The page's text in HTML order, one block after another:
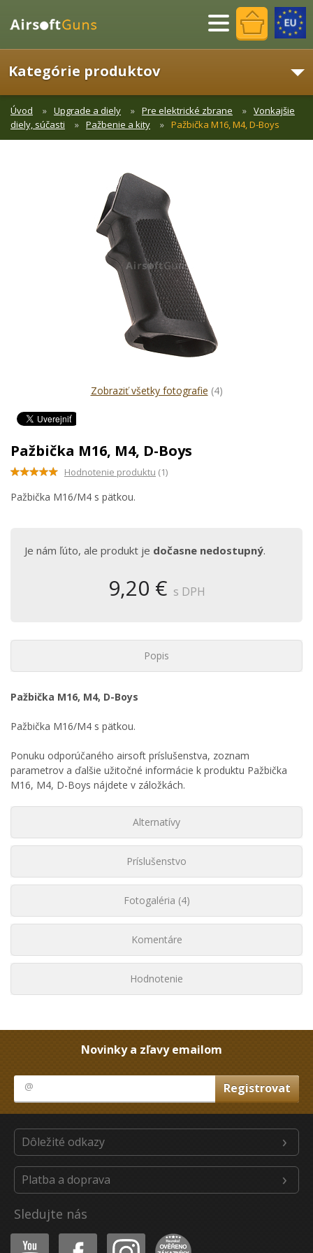
Menu
Kategórie produktov
Úvod Upgrade a diely Pre elektrické zbrane
Vonkajšie
diely, súčasti
Pažbenie a kity Pažbička M16, M4, D-Boys
Zobraziť všetky fotografie (4)
Pažbička M16, M4, D-Boys
Hodnotenie produktu (1)
Pažbička M16/M4 s pätkou.
Je nám ľúto, ale produkt je dočasne nedostupný.
9,20 € s DPH
Popis
Pažbička M16, M4, D-Boys
Pažbička M16/M4 s pätkou.
Ponuku odporúčaného airsoft príslušenstva, zoznam
parametrov a ďalšie užitočné informácie k produktu Pažbička
M16, M4, D-Boys nájdete v záložkách.
Alternatívy
Príslušenstvo
Fotogaléria (4)
Komentáre
Hodnotenie
Novinky a zľavy emailom
Dôležité odkazy
Platba a doprava
Sledujte nás
Youtube Facebook Instagram Heureka